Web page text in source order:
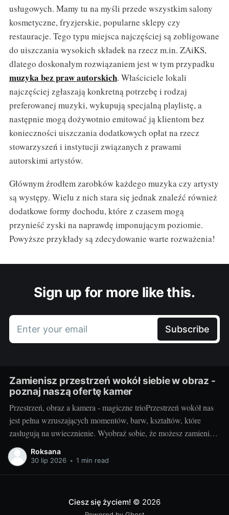
usługowych. Mamy tu na myśli przede wszystkim salony
kosmetyczne, fryzjerskie, popularne sklepy czy
restauracje. Tego typu miejsca najczęściej są zobligowane
do uiszczania wysokich składek na rzecz m.in. ZAiKS,
dlatego doskonałym rozwiązaniem jest w tym przypadku
muzyka bez praw autorskich. Właściciele lokali
najczęściej zgłaszają konkretną potrzebę i rodzaj
preferowanej muzyki, wykupują specjalną playlistę, a
następnie mogą dożywotnio emitować ją klientom bez
konieczności uiszczania dodatkowych opłat na rzecz
stowarzyszeń i instytucji związanych z prawami
autorskimi artystów.
Głównym źrodłem zarobków każdego muzyka czy artysty
są występy. Wielu z nich stara się jednak znaleźć również
dodatkowe formy dochodu, które z czasem mogą
przynieść zyski na naprawdę imponującym poziomie.
Powyższe przykłady są zdecydowanie warte rozważenia!
Sign up for more like this.
Enter your email Subscribe
Zamienisz przestrzeń wokół siebie w obraz -
poznaj naszą ofertę kamer
Przestrzeń, obraz a kamera - magiczne trioPrzestrzeń wokół nas
jest pełna wzruszających momentów, barw, kształtów, które
zasługują na uwiecznienie. Wyobraź sobie, że możesz zamienić
otaczający cię świat w jednym migawki w piękny,
niepowtarzalny obraz. Taką możliwość daje ci kamera.
Roksana
30 lip 2026 • 1 min read
Ciesz się życiem! © 2026